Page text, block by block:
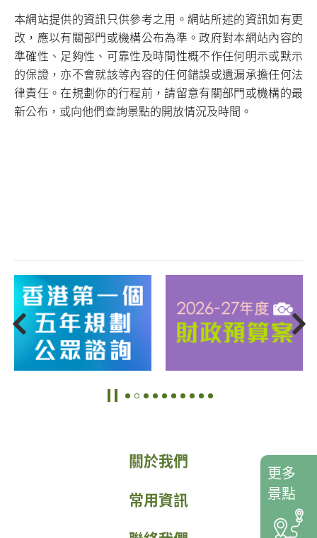
本網站提供的資訊只供參考之用。網站所述的資訊如有更
改，應以有關部門或機構公布為準。政府對本網站內容的
準確性、足夠性、可靠性及時間性概不作任何明示或默示
的保證，亦不會就該等內容的任何錯誤或遺漏承擔任何法
律責任。在規劃你的行程前，請留意有關部門或機構的最
新公布，或向他們查詢景點的開放情況及時間。
關於我們
常用資訊
更多
景點